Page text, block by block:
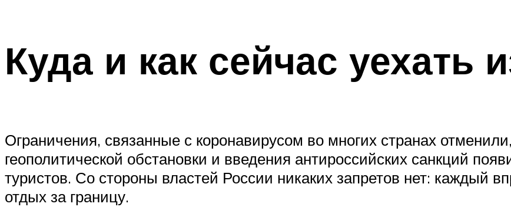
Куда и как сейчас уехать
Ограничения, связанные с коронавирусом во многих странах
геополитической обстановки и введения антироссийских санкций
туристов. Со стороны властей России никаких запретов нет: каждый
отдых за границу.